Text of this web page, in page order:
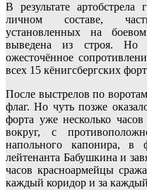
В результате
личном составе,
установленных на
выведена из строя. Но
ожесточённое
всех 15 кёнигсбергских
После выстрелов по
флаг. Но чуть позже
форта уже несколько
вокруг, с
напольного капонира, в
лейтенанта Бабушкина и
часов красноармейцы
каждый коридор и за каждый